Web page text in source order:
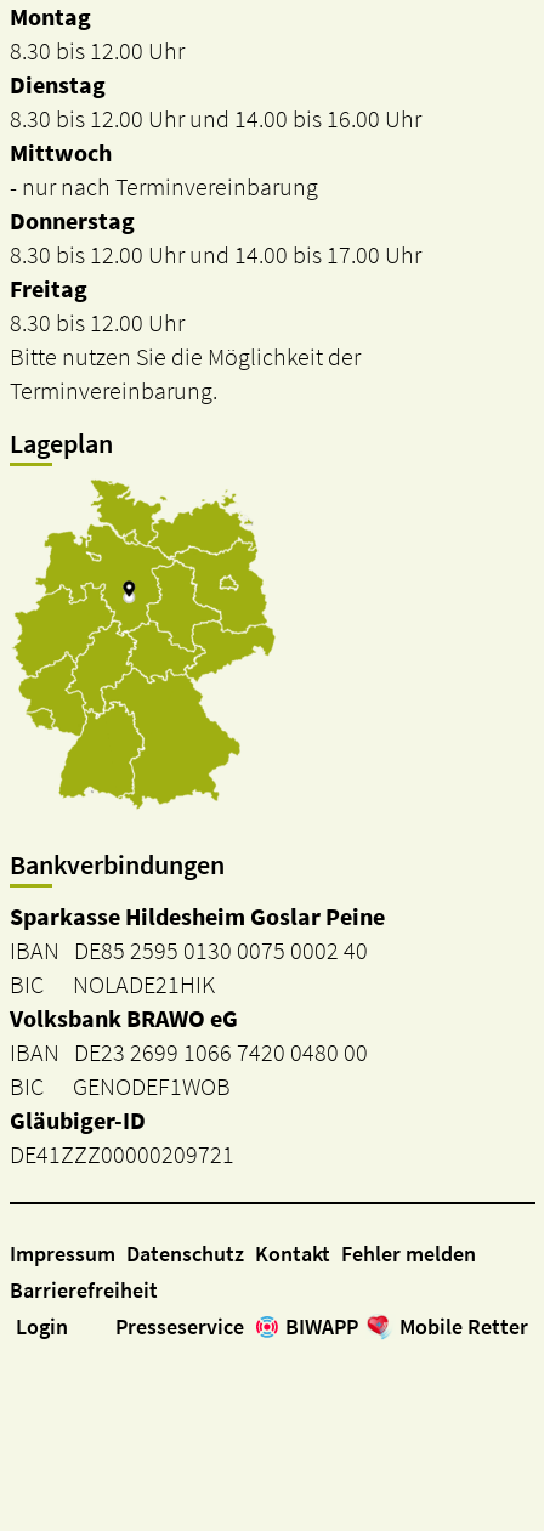
Montag
8.30 bis 12.00 Uhr
Dienstag
8.30 bis 12.00 Uhr und 14.00 bis 16.00 Uhr
Mittwoch
- nur nach Terminvereinbarung
Donnerstag
8.30 bis 12.00 Uhr und 14.00 bis 17.00 Uhr
Freitag
8.30 bis 12.00 Uhr
Bitte nutzen Sie die Möglichkeit der
Terminvereinbarung.
Lageplan
Bankverbindungen
Sparkasse Hildesheim Goslar Peine
IBAN DE85 2595 0130 0075 0002 40
BIC NOLADE21HIK
Volksbank BRAWO eG
IBAN DE23 2699 1066 7420 0480 00
BIC GENODEF1WOB
Gläubiger-ID
DE41ZZZ00000209721
Impressum Datenschutz Kontakt Fehler melden
Barrierefreiheit
Login
Presseservice BIWAPP Mobile Retter